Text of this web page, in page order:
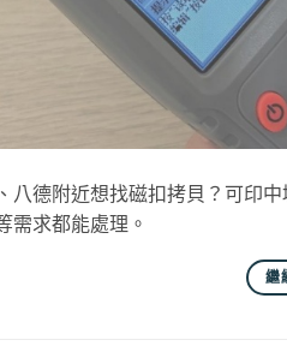
八德附近想找磁扣拷貝？可印
需求都能處理。
繼